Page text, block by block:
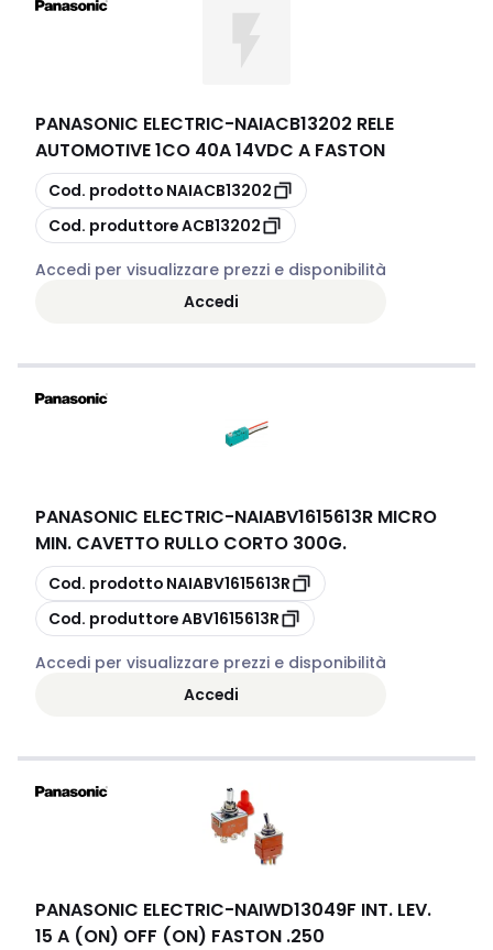
PANASONIC ELECTRIC-NAIACB13202 RELE
AUTOMOTIVE 1CO 40A 14VDC A FASTON
copia
Cod. prodotto NAIACB13202
copia
Cod. produttoreACB13202
Accedi per visualizzare prezzi e disponibilità
Accedi
PANASONIC ELECTRIC-NAIABV1615613R MICRO
MIN. CAVETTO RULLO CORTO 300G.
copia
Cod. prodotto NAIABV1615613R
copia
Cod. produttoreABV1615613R
Accedi per visualizzare prezzi e disponibilità
Accedi
PANASONIC ELECTRIC-NAIWD13049F INT. LEV.
15 A (ON) OFF (ON) FASTON .250